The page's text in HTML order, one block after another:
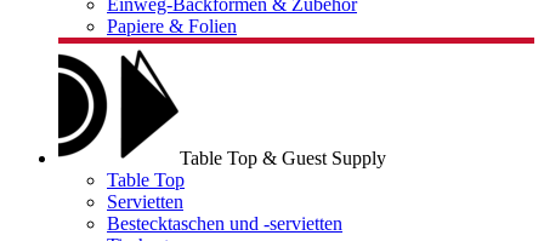
Einweg-Backformen & Zubehör
Papiere & Folien
Table Top & Guest Supply
Table Top
Servietten
Bestecktaschen und -servietten